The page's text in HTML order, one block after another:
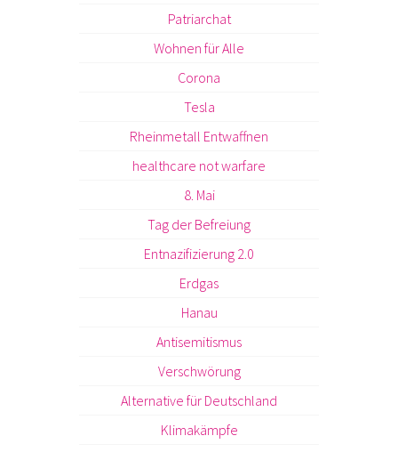
Patriarchat
Wohnen für Alle
Corona
Tesla
Rheinmetall Entwaffnen
healthcare not warfare
8. Mai
Tag der Befreiung
Entnazifizierung 2.0
Erdgas
Hanau
Antisemitismus
Verschwörung
Alternative für Deutschland
Klimakämpfe